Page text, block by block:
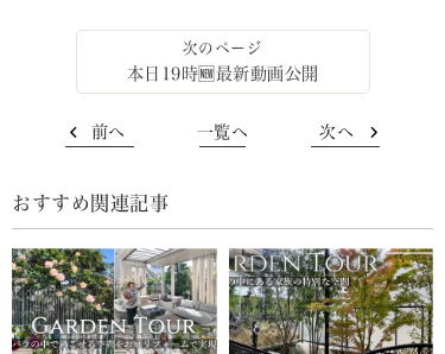
本日19時🆕最新動画公開
前へ 一覧へ 次へ
おすすめ関連記事